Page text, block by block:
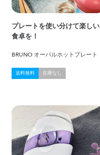
プレートを使い分けて楽しい
食卓を！
BRUNO オーバルホットプレート
送料無料 在庫なし